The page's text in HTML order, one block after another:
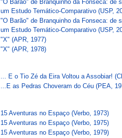
"O Barão" de Branquinho da Fonseca: de
um Estudo Temático-Comparativo (USP,
"O Barão" de Branquinho da Fonseca: de
um Estudo Temático-Comparativo (USP,
"X" (APR, 1977)
"X" (APR, 1978)
... E o Tio Zé da Eira Voltou a Assobiar!
...E as Pedras Choveram do Céu (PEA,
15 Aventuras no Espaço (Verbo, 1973)
15 Aventuras no Espaço (Verbo, 1975)
15 Aventuras no Espaço (Verbo, 1979)